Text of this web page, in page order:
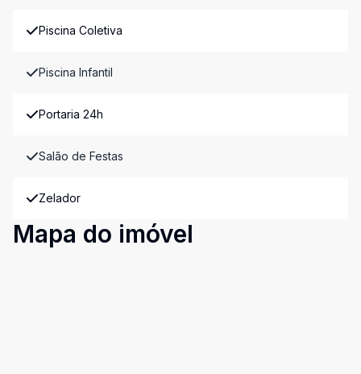
Piscina Coletiva
Piscina Infantil
Portaria 24h
Salão de Festas
Zelador
Mapa do imóvel